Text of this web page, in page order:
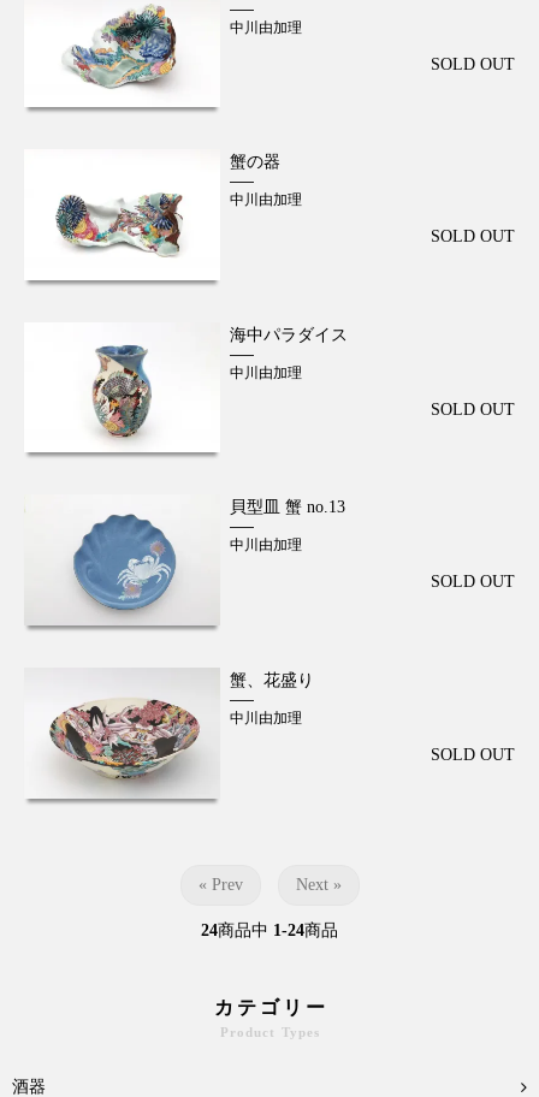
中川由加理
SOLD OUT
蟹の器
中川由加理
SOLD OUT
海中パラダイス
中川由加理
SOLD OUT
貝型皿 蟹 no.13
中川由加理
SOLD OUT
蟹、花盛り
中川由加理
SOLD OUT
« Prev Next »
24商品中 1-24商品
カテゴリー
Product Types
酒器